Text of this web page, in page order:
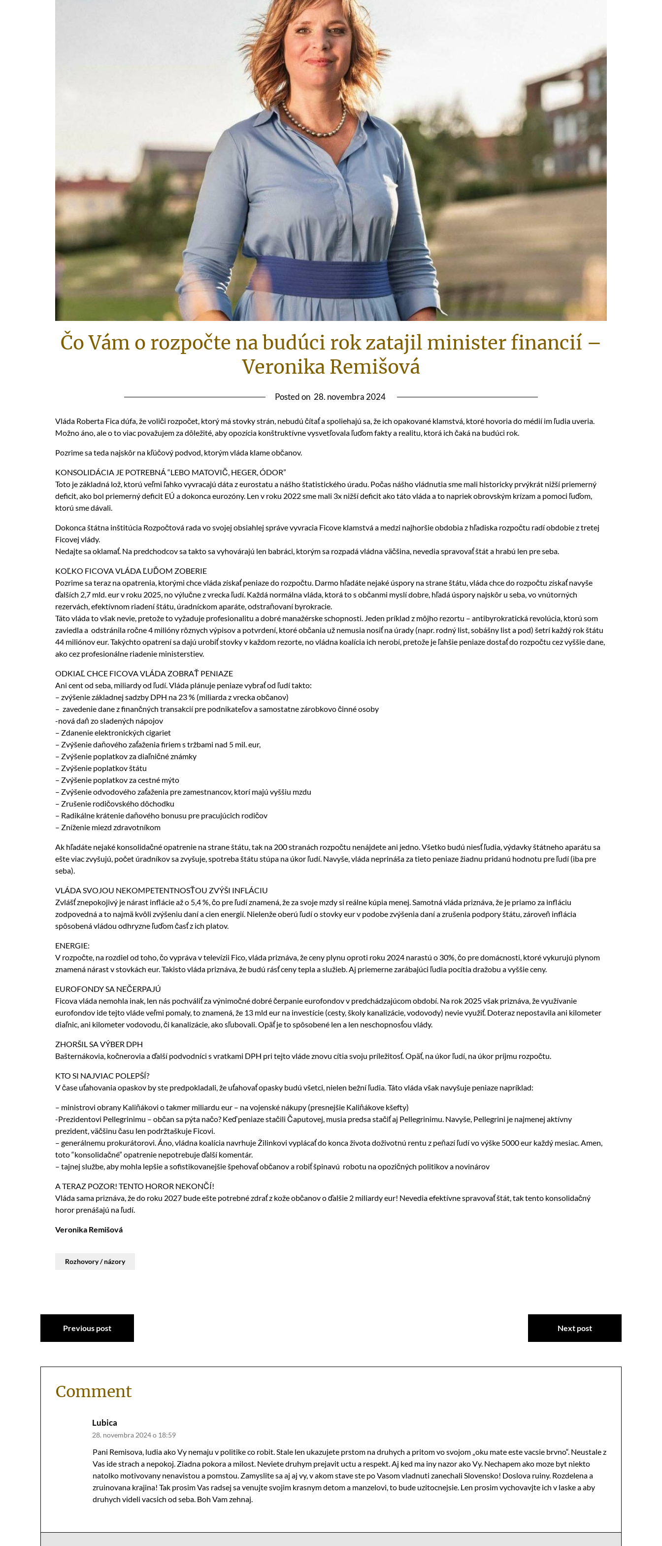
Čo Vám o rozpočte na budúci rok zatajil minister financií –
Veronika Remišová
Posted on 28. novembra 2024
Vláda Roberta Fica dúfa, že voliči rozpočet, ktorý má stovky strán, nebudú čítať a spoliehajú sa, že ich opakované klamstvá, ktoré hovoria do médií im ľudia uveria.
Možno áno, ale o to viac považujem za dôležité, aby opozícia konštruktívne vysvetľovala ľuďom fakty a realitu, ktorá ich čaká na budúci rok.
Pozrime sa teda najskôr na kľúčový podvod, ktorým vláda klame občanov.
KONSOLIDÁCIA JE POTREBNÁ “LEBO MATOVIČ, HEGER, ÓDOR”
Toto je základná lož, ktorú veľmi ľahko vyvracajú dáta z eurostatu a nášho štatistického úradu. Počas nášho vládnutia sme mali historicky prvýkrát nižší priemerný
deficit, ako bol priemerný deficit EÚ a dokonca eurozóny. Len v roku 2022 sme mali 3x nižší deficit ako táto vláda a to napriek obrovským krízam a pomoci ľuďom,
ktorú sme dávali.
Dokonca štátna inštitúcia Rozpočtová rada vo svojej obsiahlej správe vyvracia Ficove klamstvá a medzi najhoršie obdobia z hľadiska rozpočtu radí obdobie z tretej
Ficovej vlády.
Nedajte sa oklamať. Na predchodcov sa takto sa vyhovárajú len babráci, ktorým sa rozpadá vládna väčšina, nevedia spravovať štát a hrabú len pre seba.
KOĽKO FICOVA VLÁDA ĽUĎOM ZOBERIE
Pozrime sa teraz na opatrenia, ktorými chce vláda získať peniaze do rozpočtu. Darmo hľadáte nejaké úspory na strane štátu, vláda chce do rozpočtu získať navyše
ďalších 2,7 mld. eur v roku 2025, no výlučne z vrecka ľudí. Každá normálna vláda, ktorá to s občanmi myslí dobre, hľadá úspory najskôr u seba, vo vnútorných
rezervách, efektívnom riadení štátu, úradníckom aparáte, odstraňovaní byrokracie.
Táto vláda to však nevie, pretože to vyžaduje profesionalitu a dobré manažérske schopnosti. Jeden príklad z môjho rezortu – antibyrokratická revolúcia, ktorú som
zaviedla a odstránila ročne 4 milióny rôznych výpisov a potvrdení, ktoré občania už nemusia nosiť na úrady (napr. rodný list, sobášny list a pod) šetrí každý rok štátu
44 miliónov eur. Takýchto opatrení sa dajú urobiť stovky v každom rezorte, no vládna koalícia ich nerobí, pretože je ľahšie peniaze dostať do rozpočtu cez vyššie dane,
ako cez profesionálne riadenie ministerstiev.
ODKIAĽ CHCE FICOVA VLÁDA ZOBRAŤ PENIAZE
Ani cent od seba, miliardy od ľudí. Vláda plánuje peniaze vybrať od ľudí takto:
– zvýšenie základnej sadzby DPH na 23 % (miliarda z vrecka občanov)
– zavedenie dane z finančných transakcií pre podnikateľov a samostatne zárobkovo činné osoby
-nová daň zo sladených nápojov
– Zdanenie elektronických cigariet
– Zvýšenie daňového zaťaženia firiem s tržbami nad 5 mil. eur,
– Zvýšenie poplatkov za diaľničné známky
– Zvýšenie poplatkov štátu
– Zvýšenie poplatkov za cestné mýto
– Zvýšenie odvodového zaťaženia pre zamestnancov, ktorí majú vyššiu mzdu
– Zrušenie rodičovského dôchodku
– Radikálne krátenie daňového bonusu pre pracujúcich rodičov
– Zníženie miezd zdravotníkom
Ak hľadáte nejaké konsolidačné opatrenie na strane štátu, tak na 200 stranách rozpočtu nenájdete ani jedno. Všetko budú niesť ľudia, výdavky štátneho aparátu sa
ešte viac zvyšujú, počet úradníkov sa zvyšuje, spotreba štátu stúpa na úkor ľudí. Navyše, vláda neprináša za tieto peniaze žiadnu pridanú hodnotu pre ľudí (iba pre
seba).
VLÁDA SVOJOU NEKOMPETENTNOSŤOU ZVÝŠI INFLÁCIU
Zvlášť znepokojivý je nárast inflácie až o 5,4 %, čo pre ľudí znamená, že za svoje mzdy si reálne kúpia menej. Samotná vláda priznáva, že je priamo za infláciu
zodpovedná a to najmä kvôli zvýšeniu daní a cien energií. Nielenže oberú ľudí o stovky eur v podobe zvýšenia daní a zrušenia podpory štátu, zároveň inflácia
spôsobená vládou odhryzne ľuďom časť z ich platov.
ENERGIE:
V rozpočte, na rozdiel od toho, čo vypráva v televízii Fico, vláda priznáva, že ceny plynu oproti roku 2024 narastú o 30%, čo pre domácnosti, ktoré vykurujú plynom
znamená nárast v stovkách eur. Takisto vláda priznáva, že budú rásť ceny tepla a služieb. Aj priemerne zarábajúci ľudia pocítia dražobu a vyššie ceny.
EUROFONDY SA NEČERPAJÚ
Ficova vláda nemohla inak, len nás pochváliť za výnimočné dobré čerpanie eurofondov v predchádzajúcom období. Na rok 2025 však priznáva, že využívanie
eurofondov ide tejto vláde veľmi pomaly, to znamená, že 13 mld eur na investície (cesty, školy kanalizácie, vodovody) nevie využiť. Doteraz nepostavila ani kilometer
diaľnic, ani kilometer vodovodu, či kanalizácie, ako sľubovali. Opäť je to spôsobené len a len neschopnosťou vlády.
ZHORŠIL SA VÝBER DPH
Bašternákovia, kočnerovia a ďalší podvodníci s vratkami DPH pri tejto vláde znovu cítia svoju príležitosť. Opäť, na úkor ľudí, na úkor príjmu rozpočtu.
KTO SI NAJVIAC POLEPŠÍ?
V čase uťahovania opaskov by ste predpokladali, že uťahovať opasky budú všetci, nielen bežní ľudia. Táto vláda však navyšuje peniaze napríklad:
– ministrovi obrany Kaliňákovi o takmer miliardu eur – na vojenské nákupy (presnejšie Kaliňákove kšefty)
-Prezidentovi Pellegrinimu – občan sa pýta načo? Keď peniaze stačili Čaputovej, musia predsa stačiť aj Pellegrinimu. Navyše, Pellegrini je najmenej aktívny
prezident, väčšinu času len podržtaškuje Ficovi.
– generálnemu prokurátorovi. Áno, vládna koalícia navrhuje Žilinkovi vyplácať do konca života doživotnú rentu z peňazí ľudí vo výške 5000 eur každý mesiac. Amen,
toto “konsolidačné” opatrenie nepotrebuje ďalší komentár.
– tajnej službe, aby mohla lepšie a sofistikovanejšie špehovať občanov a robiť špinavú robotu na opozičných politikov a novinárov
A TERAZ POZOR! TENTO HOROR NEKONČÍ!
Vláda sama priznáva, že do roku 2027 bude ešte potrebné zdrať z kože občanov o ďalšie 2 miliardy eur! Nevedia efektívne spravovať štát, tak tento konsolidačný
horor prenášajú na ľudí.
Veronika Remišová
Rozhovory / názory
Previous post Next post
Comment
Lubica
28. novembra 2024 o 18:59
Pani Remisova, ludia ako Vy nemaju v politike co robit. Stale len ukazujete prstom na druhych a pritom vo svojom „oku mate este vacsie brvno“. Neustale z
Vas ide strach a nepokoj. Ziadna pokora a milost. Neviete druhym prejavit uctu a respekt. Aj ked ma iny nazor ako Vy. Nechapem ako moze byt niekto
natolko motivovany nenavistou a pomstou. Zamyslite sa aj aj vy, v akom stave ste po Vasom vladnuti zanechali Slovensko! Doslova ruiny. Rozdelena a
zruinovana krajina! Tak prosim Vas radsej sa venujte svojim krasnym detom a manzelovi, to bude uzitocnejsie. Len prosim vychovavjte ich v laske a aby
druhych videli vacsich od seba. Boh Vam zehnaj.